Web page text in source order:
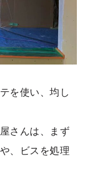
を使い、均し
さんは、まず
、ビスを処理